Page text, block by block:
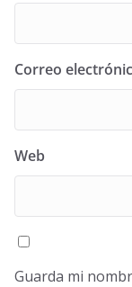
Correo
Web
Guarda mi